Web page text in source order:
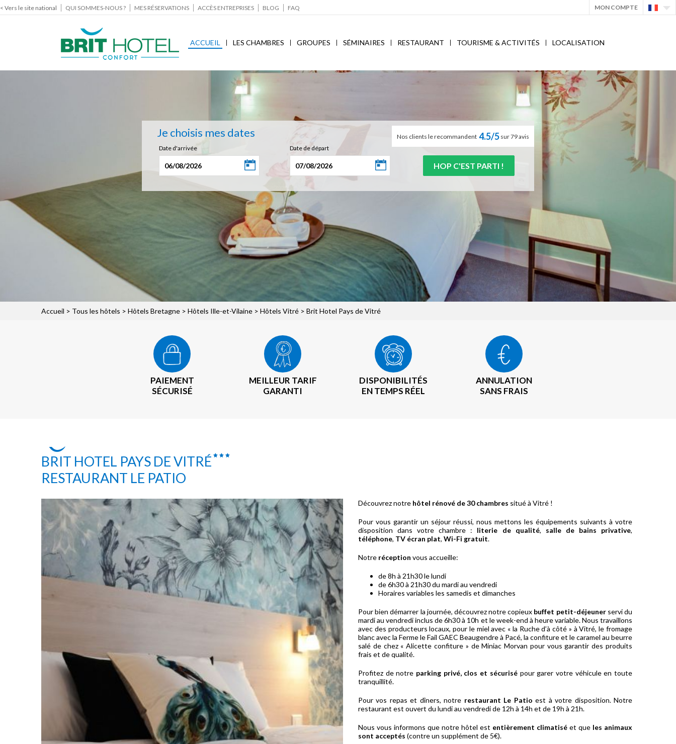
< Vers le site national QUI SOMMES-NOUS ? MES RÉSERVATIONS ACCÈS ENTREPRISES BLOG FAQ MON COMPTE
ACCUEIL LES CHAMBRES GROUPES SÉMINAIRES RESTAURANT TOURISME & ACTIVITÉS LOCALISATION
Je choisis mes dates Nos clients le recommandent 4.5/5 sur 79 avis
Date d'arrivée
Date de départ
Accueil > Tous les hôtels > Hôtels Bretagne > Hôtels Ille-et-Vilaine > Hôtels Vitré > Brit Hotel Pays de Vitré
PAIEMENT
SÉCURISÉ
MEILLEUR TARIF
GARANTI
DISPONIBILITÉS
EN TEMPS RÉEL
ANNULATION
SANS FRAIS
BRIT HOTEL PAYS DE VITRÉ
RESTAURANT LE PATIO
Découvrez notre hôtel rénové de 30 chambres situé à Vitré !
Pour vous garantir un séjour réussi, nous mettons les équipements suivants à votre
disposition dans votre chambre : literie de qualité, salle de bains privative,
téléphone, TV écran plat, Wi-Fi gratuit.
Notre réception vous accueille:
de 8h à 21h30 le lundi
de 6h30 à 21h30 du mardi au vendredi
Horaires variables les samedis et dimanches
Pour bien démarrer la journée, découvrez notre copieux buffet petit-déjeunerservi du
mardi au vendredi inclus de 6h30 à 10h et le week-end à heure variable. Nous travaillons
avec des producteurs locaux, pour le miel avec « la Ruche d’à côté » à Vitré, le fromage
blanc avec la Ferme le Fail GAEC Beaugendre à Pacé, la confiture et le caramel au beurre
salé de chez « Alicette confiture » de Miniac Morvan pour vous garantir des produits
frais et de qualité.
Profitez de notre parking privé, clos et sécurisépour garer votre véhicule en toute
tranquillité.
Pour vos repas et dîners, notre restaurant Le Patio est à votre disposition. Notre
restaurant est ouvert du lundi au vendredi de 12h à 14h et de 19h à 21h.
Nous vous informons que notre hôtel est entièrement climatisé et que les animaux
sont acceptés (contre un supplément de 5€).